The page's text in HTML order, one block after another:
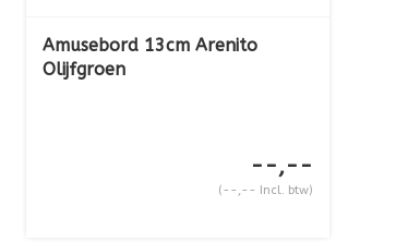
Amusebord 13cm Arenito
Olijfgroen
--,--
(--,-- Incl. btw)